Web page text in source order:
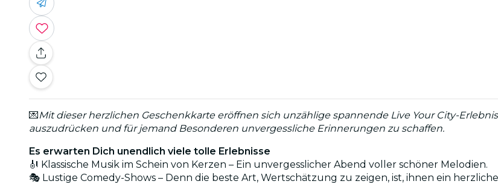
💌Mit dieser herzlichen Geschenkkarte eröffnen sich unzählige spannende Live Your City-
auszudrücken und für jemand Besonderen unvergessliche Erinnerungen zu schaffen.
Es erwarten Dich unendlich viele tolle Erlebnisse
🎻 Klassische Musik im Schein von Kerzen – Ein unvergesslicher Abend voller schöner Melodien.
🎭 Lustige Comedy-Shows – Denn die beste Art, Wertschätzung zu zeigen, ist, ihnen ein